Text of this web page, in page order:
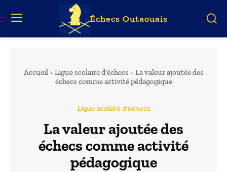
Échecs Outaouais
Accueil Ligue scolaire d'échecs
La valeur ajoutée des
échecs comme activité pédagogique
Ligue scolaire d'échecs
La valeur ajoutée des
échecs comme activité
pédagogique